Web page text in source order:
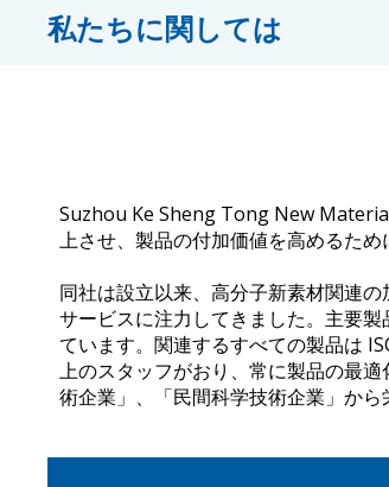
私たちに関しては
Suzhou Ke Sheng Tong New
上させ、製品の付加価値を高めるた
同社は設立以来、高分子新素材関連
サービスに注力してきました。主要
ています。関連するすべての製品は
上のスタッフがおり、常に製品の最
術企業」、「民間科学技術企業」から